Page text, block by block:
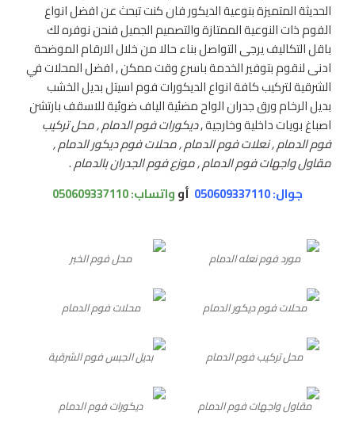
الحديثة المتميزة بنوعية الديكور فان كنت تبحث عن افضل انواع
الفوم ذات النوعية الممتازة والتصميم الجميل فنحن نوفره لك
باقل التكاليف يرجى التواصل بناء حالا من خلال الارقام الموضحة
ادنى لنقوم بتوفير الخدمة باسرع وقت ممكن , افضل المحلات في
الشرقية لتركيب كافة انواع الديكورات فوم اسيتل بديل الخشب
بديل الرخام ورق جدران الواح مضئية الياف ضوئية للاسقف بارتشن
اصباغ بويات داخلية وخارجية ,ديكورات فوم الدمام , محل تركيب
فوم الدمام , نعلات فوم الدمام , محلات فوم ديكور الدمام ,
مقاول واجهات فوم الدمام , موزع فوم الجدران بالدمام.
جوال: 050609337110
أوواتساب:050609337110
مورد فوم نعله الدمام محل فوم الخبر
محلات فوم ديكور الدمام محلات فوم الدمام
محل تركيب فوم الدمام بديل الجبس فوم الشرقية
مقاول واجهات فوم الدمام ديكورات فوم الدمام